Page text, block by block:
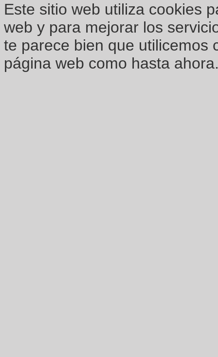
Este sitio web utiliza cookies
web y para mejorar los
te parece bien que utilicemos
página web como hasta